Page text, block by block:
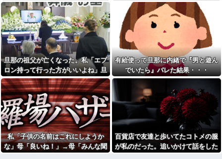
の？と聞いたら...
父のお墓のある寺は2代目の住
職が茶金髪でピアス多めの30代
チャラ男
兄夫婦の第一子にあわじ結び
の金封に一万円を包んで渡し
た。すると兄嫁から「もう二度
と子供を産めないことを望んで
いるってことなんでしょ！」と
キレられ...
従弟「研修だから泊めて」私
「今は臨月なんだけど…」→断
りきれず了承したら、さらに
図々しい要求まで飛び出して…
出張から帰ったら、嫁の顔が
青ざめていた。俺「一体何があ
ったんだ？」嫁「…」→子供た
ちに話を聞くと…
賃貸物件を内覧中、ベランダ
に出たら突然ゾワッと両腕に鳥
「お前は自分に甘い」と家族
に責められ育った私…３０歳の
時、真夏に重度の熱中症で救急
搬送された結果→会社の人たち
から叩きつけられた「衝撃の事
実」に絶句
【修羅場】不妊と判明した
夫、前妻の娘に「実の子じゃな
い！」と訴えた結果ｗｗｗｗ
33歳くらいから太ったせいか
と漏れるようになった
【怒り】婚約者が直属の上司
と浮気発覚！会社を辞めるハメ
になった件www
33歳くらいから太ったせいか
加齢で＊が緩んだのかチョビッ
と漏れるようになった
相手がどんなパイプ持ってい
るかも知れないのに…
と知ったので離婚へ。
いだ。ヘビは夢中で飲んで姿を消
し…
旦那の祖父が亡くなった。私「エプ
ロン持って行った方がいいよね」旦
那「余計な出費すんな。そんなもん
買うなら今後一切金を出さねぇぞ」
私「えっ…」
有給使って旦那に内緒で『男と遊ん
でいたら』バレた結果・・・
私「子供の名前はこれにしようか
な」母「良いね！」→母「みんな聞
百貨店で友達と歩いてたコトメの服
が私のだった。追いかけて話をした